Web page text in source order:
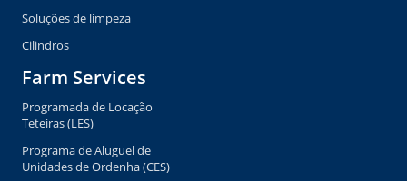
Soluções de limpeza
Cilindros
Farm Services
Programada de Locação
Teteiras (LES)
Programa de Aluguel de
Unidades de Ordenha (CES)